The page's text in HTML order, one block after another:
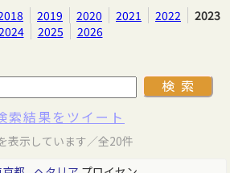
2019 2020 2021 2022
2023
2025 2026
索結果をツイート
表示しています／全20件